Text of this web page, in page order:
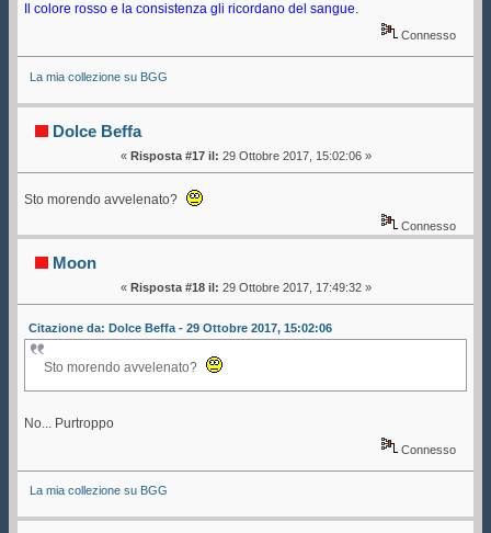
Il colore rosso e la consistenza gli ricordano del sangue.
Connesso
La mia collezione su BGG
Dolce Beffa
« Risposta #17 il: 29 Ottobre 2017, 15:02:06 »
Sto morendo avvelenato?
Connesso
Moon
« Risposta #18 il: 29 Ottobre 2017, 17:49:32 »
Citazione da: Dolce Beffa - 29 Ottobre 2017, 15:02:06
Sto morendo avvelenato?
No... Purtroppo
Connesso
La mia collezione su BGG